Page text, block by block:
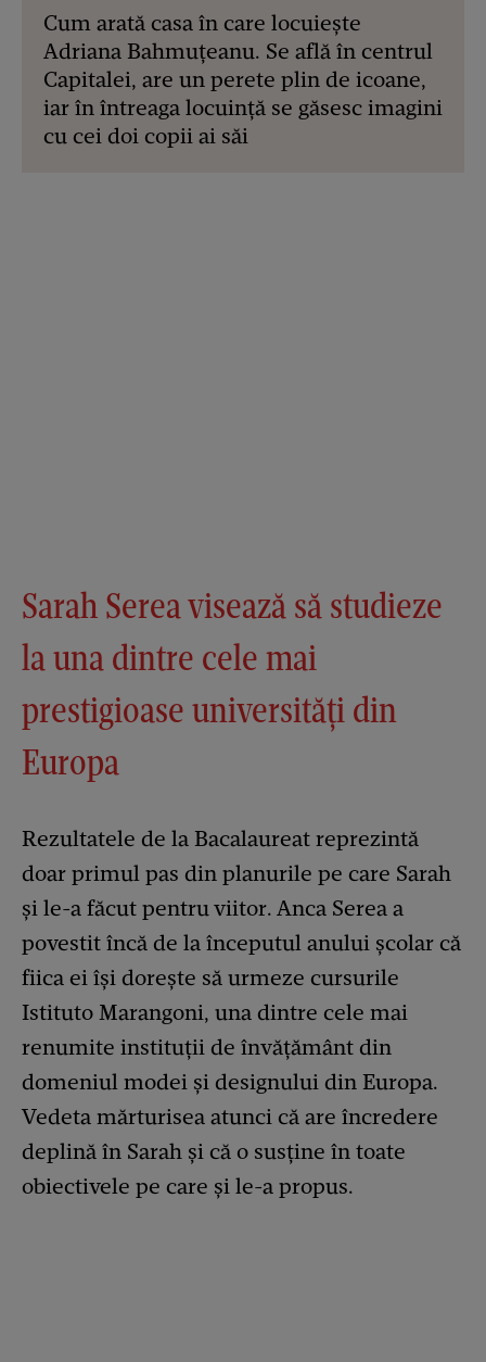
Cum arată casa în care locuiește
Adriana Bahmuțeanu. Se află în centrul
Capitalei, are un perete plin de icoane,
iar în întreaga locuință se găsesc imagini
cu cei doi copii ai săi
Sarah Serea visează să studieze
la una dintre cele mai
prestigioase universități din
Europa
Rezultatele de la Bacalaureat reprezintă
doar primul pas din planurile pe care Sarah
și le-a făcut pentru viitor. Anca Serea a
povestit încă de la începutul anului școlar că
fiica ei își dorește să urmeze cursurile
Istituto Marangoni, una dintre cele mai
renumite instituții de învățământ din
domeniul modei și designului din Europa.
Vedeta mărturisea atunci că are încredere
deplină în Sarah și că o susține în toate
obiectivele pe care și le-a propus.